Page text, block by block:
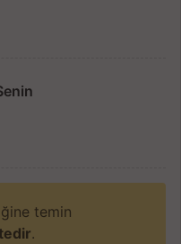
temin
.